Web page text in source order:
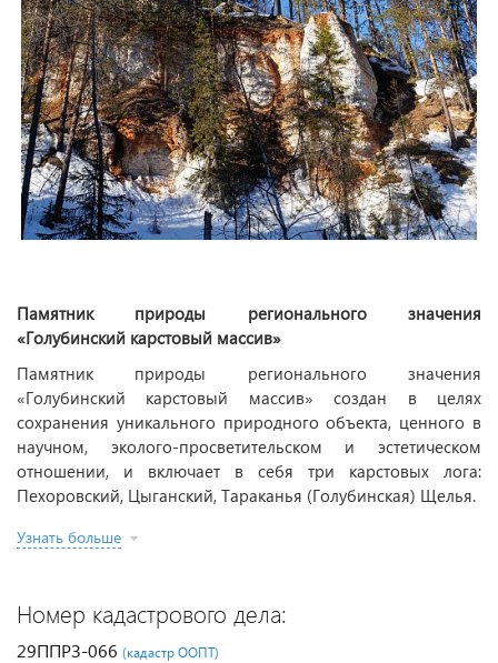
Памятник природы регионального значения
«Голубинский карстовый массив»
Памятник природы регионального значения
«Голубинский карстовый массив» создан в целях
сохранения уникального природного объекта, ценного в
научном, эколого-просветительском и эстетическом
отношении, и включает в себя три карстовых лога:
Пехоровский, Цыганский, Тараканья (Голубинская) Щелья.
Узнать больше
Номер кадастрового дела:
29ППРЗ-066 (кадастр ООПТ)